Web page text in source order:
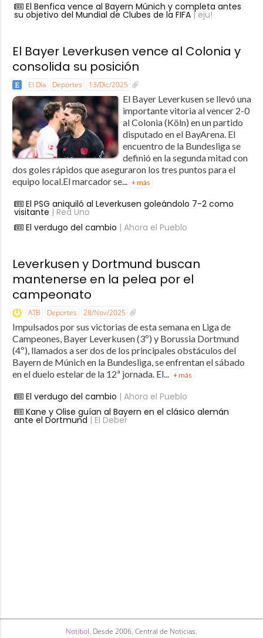
El Benfica vence al Bayern Múnich y completa antes
su objetivo del Mundial de Clubes de la FIFA| eju!
El Bayer Leverkusen vence al Colonia y
consolida su posición
El Día Deportes 13/Dic/2025
El Bayer Leverkusen se llevó una
importante vitoria al vencer 2-0
al Colonia (Köln) en un partido
disputado en el BayArena. El
encuentro de la Bundesliga se
definió en la segunda mitad con
dos goles rápidos que aseguraron los tres puntos para el
equipo local.El marcador se... + más
El PSG aniquiló al Leverkusen goleándolo 7-2 como
visitante | Red Uno
El verdugo del cambio | Ahora el Pueblo
Leverkusen y Dortmund buscan
mantenerse en la pelea por el
campeonato
ATB Deportes 28/Nov/2025
Impulsados por sus victorias de esta semana en Liga de
Campeones, Bayer Leverkusen (3º) y Borussia Dortmund
(4º), llamados a ser dos de los principales obstáculos del
Bayern de Múnich en la Bundesliga, se enfrentan el sábado
en el duelo estelar de la 12ª jornada. El... + más
El verdugo del cambio | Ahora el Pueblo
Kane y Olise guían al Bayern en el clásico alemán
ante el Dortmund | El Deber
Notibol. Desde 2006. Central de Noticias.